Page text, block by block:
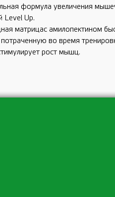
формула увеличения
Level Up.
матрицас амилопектином
во время
рост мышц.